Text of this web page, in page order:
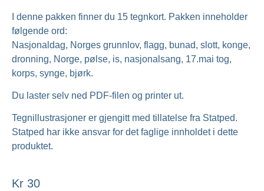
I denne pakken finner du 15 tegnkort. Pakken inneholder
følgende ord:
Nasjonaldag, Norges grunnlov, flagg, bunad, slott, konge,
dronning, Norge, pølse, is, nasjonalsang, 17.mai tog,
korps, synge, bjørk.
Du laster selv ned PDF-filen og printer ut.
Tegnillustrasjoner er gjengitt med tillatelse fra Statped.
Statped har ikke ansvar for det faglige innholdet i dette
produktet.
Kr 30